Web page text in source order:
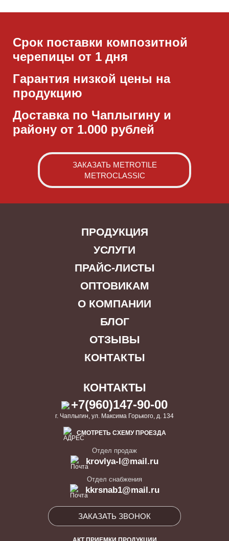
Срок поставки композитной
черепицы от 1 дня
Гарантия низкой цены на
продукцию
Доставка по Чаплыгину и
району от 1.000 рублей
ЗАКАЗАТЬ METROTILE
METROCLASSIC
ПРОДУКЦИЯ
УСЛУГИ
ПРАЙС-ЛИСТЫ
ОПТОВИКАМ
О КОМПАНИИ
БЛОГ
ОТЗЫВЫ
КОНТАКТЫ
КОНТАКТЫ
+7(960)147-90-00
г. Чаплыгин, ул. Максима Горького, д. 134
СМОТРЕТЬ СХЕМУ ПРОЕЗДА
Отдел продаж
krovlya-l@mail.ru
Отдел снабжения
kkrsnab1@mail.ru
ЗАКАЗАТЬ ЗВОНОК